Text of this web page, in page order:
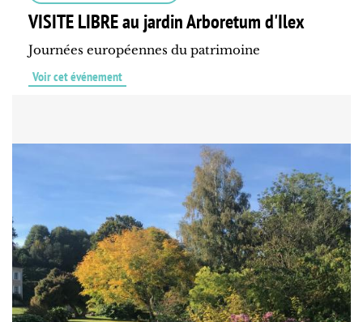
VISITE LIBRE au jardin Arboretum d'Ilex
Journées européennes du patrimoine
Voir cet événement